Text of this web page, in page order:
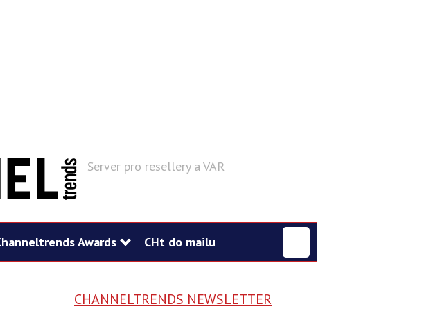
Server pro resellery a VAR
Awards CHt do mailu
CHANNELTRENDS NEWSLETTER